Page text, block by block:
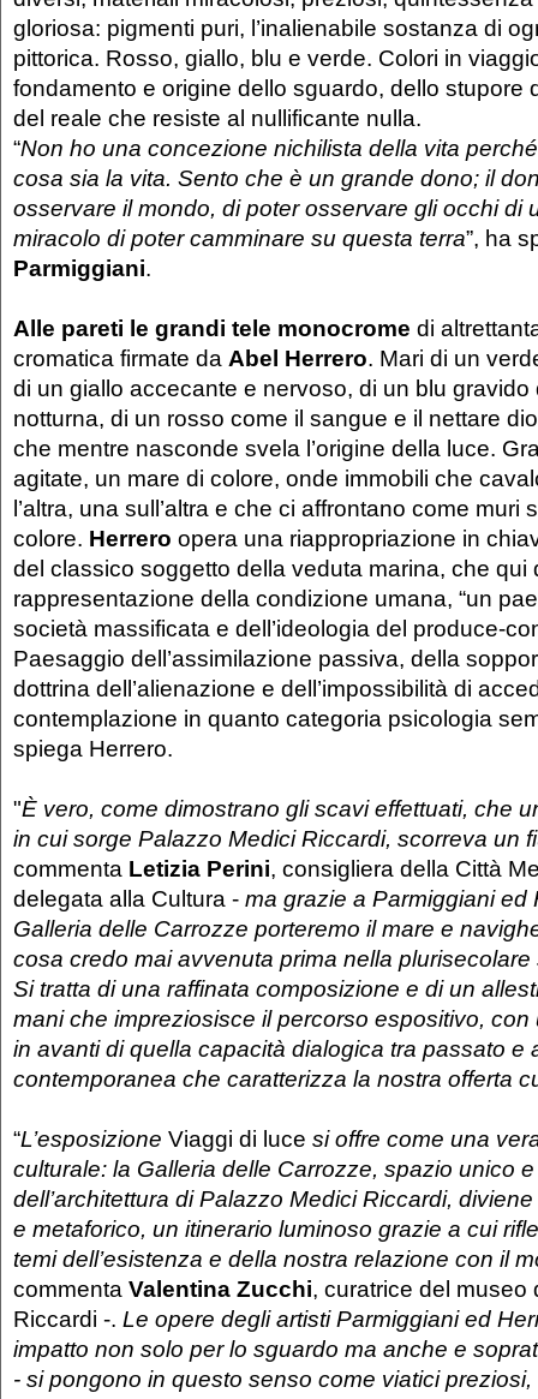
gloriosa: pigmenti puri, l’inalienabile sostanza di
pittorica. Rosso, giallo, blu e verde. Colori in
fondamento e origine dello sguardo, dello stupore
del reale che resiste al nullificante nulla.
“Non ho una concezione nichilista della vita
cosa sia la vita. Sento che è un grande dono; il
osservare il mondo, di poter osservare gli occhi di
miracolo di poter camminare su questa terra”, ha
Parmiggiani.
Alle pareti le grandi tele monocrome di
cromatica firmate da Abel Herrero. Mari di un
di un giallo accecante e nervoso, di un blu gravido
notturna, di un rosso come il sangue e il nettare
che mentre nasconde svela l’origine della luce.
agitate, un mare di colore, onde immobili che
l’altra, una sull’altra e che ci affrontano come muri
colore. Herrero opera una riappropriazione in
del classico soggetto della veduta marina, che qui
rappresentazione della condizione umana, “un
società massificata e dell’ideologia del produce-
Paesaggio dell’assimilazione passiva, della
dottrina dell’alienazione e dell’impossibilità di
contemplazione in quanto categoria psicologia
spiega Herrero.
"È vero, come dimostrano gli scavi effettuati, che
in cui sorge Palazzo Medici Riccardi, scorreva un
commenta Letizia Perini, consigliera della Città
delegata alla Cultura - ma grazie a Parmiggiani ed
Galleria delle Carrozze porteremo il mare e
cosa credo mai avvenuta prima nella
Si tratta di una raffinata composizione e di un
mani che impreziosisce il percorso espositivo,
in avanti di quella capacità dialogica tra passato e
contemporanea che caratterizza la nostra offerta
“L’esposizione Viaggi di luce si offre come una
culturale: la Galleria delle Carrozze, spazio unico
dell’architettura di Palazzo Medici Riccardi,
e metaforico, un itinerario luminoso grazie a cui
temi dell’esistenza e della nostra relazione con il
commenta Valentina Zucchi, curatrice del museo
Riccardi -. Le opere degli artisti Parmiggiani ed
impatto non solo per lo sguardo ma anche e
- si pongono in questo senso come viatici